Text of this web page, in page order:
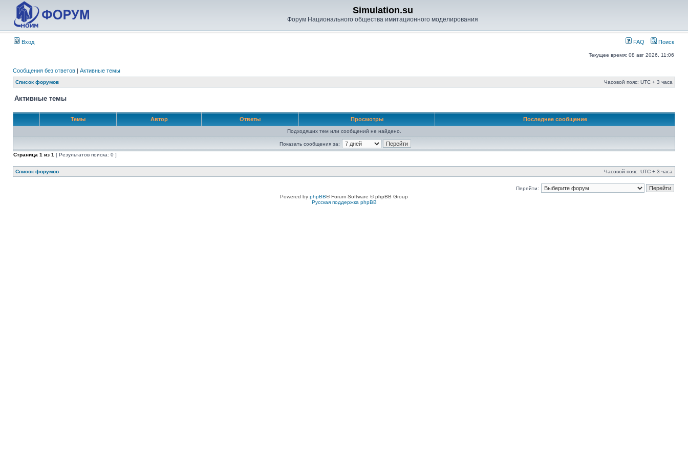
Simulation.su
Форум Национального общества имитационного моделирования
Вход FAQ Поиск
Текущее время: 08 авг 2026, 11:06
Сообщения без ответов | Активные темы
Список форумов Часовой пояс: UTC + 3 часа
Активные темы
Темы Автор Ответы Просмотры Последнее сообщение
Подходящих тем или сообщений не найдено.
Показать сообщения за:
Страница 1 из 1 [ Результатов поиска: 0 ]
Список форумов Часовой пояс: UTC + 3 часа
Перейти:
Powered by phpBB® Forum Software © phpBB Group
Русская поддержка phpBB